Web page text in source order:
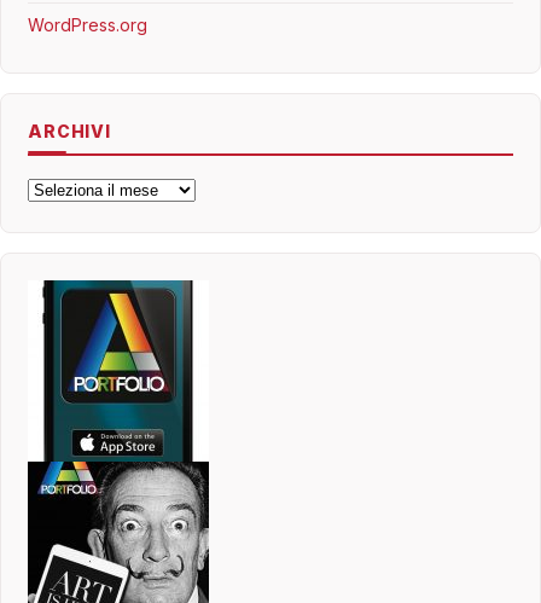
WordPress.org
ARCHIVI
Archivi